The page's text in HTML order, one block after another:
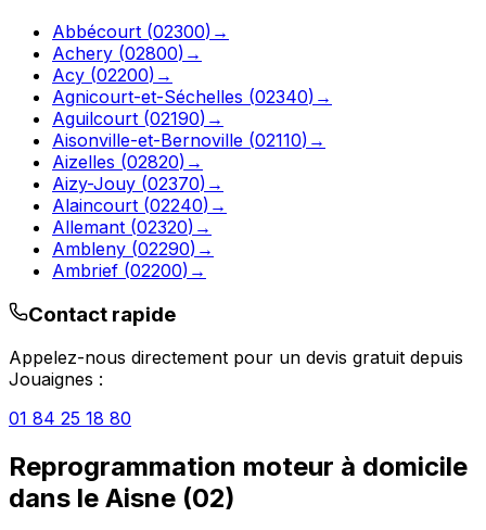
Abbécourt (02300) →
Achery (02800) →
Acy (02200) →
Agnicourt-et-Séchelles (02340) →
Aguilcourt (02190) →
Aisonville-et-Bernoville (02110) →
Aizelles (02820) →
Aizy-Jouy (02370) →
Alaincourt (02240) →
Allemant (02320) →
Ambleny (02290) →
Ambrief (02200) →
Contact rapide
Appelez-nous directement pour un devis gratuit depuis
Jouaignes :
01 84 25 18 80
Reprogrammation moteur à domicile
dans le Aisne (02)